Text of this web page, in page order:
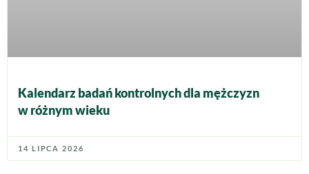
Kalendarz badań kontrolnych dla mężczyzn
w różnym wieku
14 LIPCA 2026